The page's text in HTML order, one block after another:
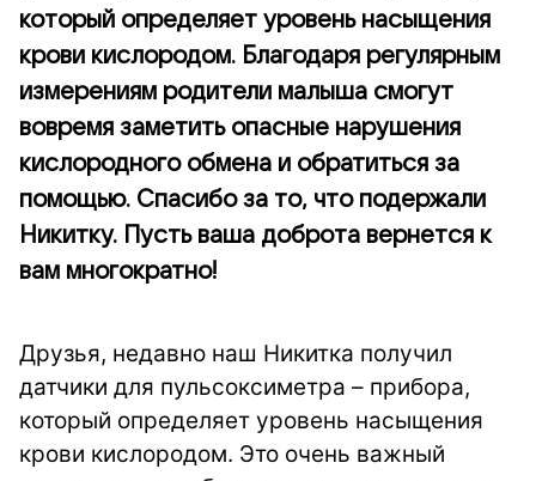
который определяет уровень насыщения
крови кислородом. Благодаря регулярным
измерениям родители малыша смогут
вовремя заметить опасные нарушения
кислородного обмена и обратиться за
помощью. Спасибо за то, что подержали
Никитку. Пусть ваша доброта вернется к
вам многократно!
Друзья, недавно наш Никитка получил
датчики для пульсоксиметра – прибора,
который определяет уровень насыщения
крови кислородом. Это очень важный